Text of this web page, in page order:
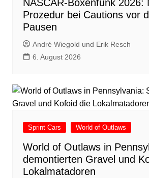
NASCAR-Boxenfunk 2026:
Prozedur bei Cautions vor
Pausen
André Wiegold und Erik Resch
6. August 2026
Sprint Cars World of Outlaws
World of Outlaws in
demontierten Gravel und
Lokalmatadoren